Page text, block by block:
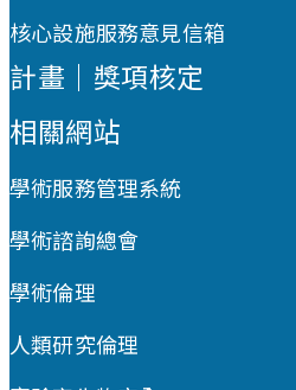
核心設施服務意見信箱
計畫｜獎項核定
相關網站
學術服務管理系統
學術諮詢總會
學術倫理
人類研究倫理